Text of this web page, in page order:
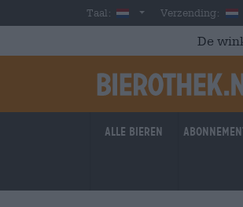
Skip to main content
Taal: DutchVerzending:
De
Alle bieren